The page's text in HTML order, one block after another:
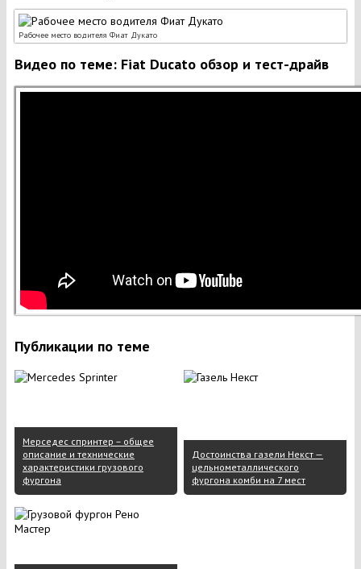
Рабочее место водителя Фиат Дукато
Видео по теме: Fiat Ducato обзор и тест-драйв
Публикации по теме
Мерседес спринтер – общее
описание и технические
характеристики грузового
фургона
Достоинства газели Некст —
цельнометаллического
фургона комби на 7 мест